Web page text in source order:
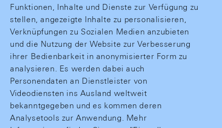
Funktionen, Inhalte und Dienste zur Verfügung zu
stellen, angezeigte Inhalte zu personalisieren,
Verknüpfungen zu Sozialen Medien anzubieten
und die Nutzung der Website zur Verbesserung
ihrer Bedienbarkeit in anonymisierter Form zu
analysieren. Es werden dabei auch
Personendaten an Dienstleister von
Videodiensten ins Ausland weltweit
bekanntgegeben und es kommen deren
Analysetools zur Anwendung. Mehr